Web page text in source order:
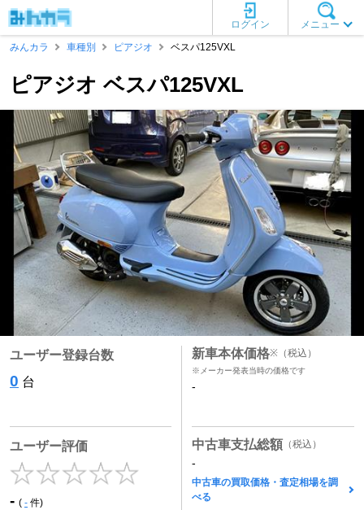
メニュー
ログイン
みんカラ
車種別 ピアジオ ベスパ125VXL
ピアジオ ベスパ125VXL
ユーザー登録台数
0 台
ユーザー評価
- ( - 件)
新車本体価格※ （税込）
※メーカー発表当時の価格です
-
中古車支払総額 （税込）
-
中古車の買取価格・査定相場を調
べる